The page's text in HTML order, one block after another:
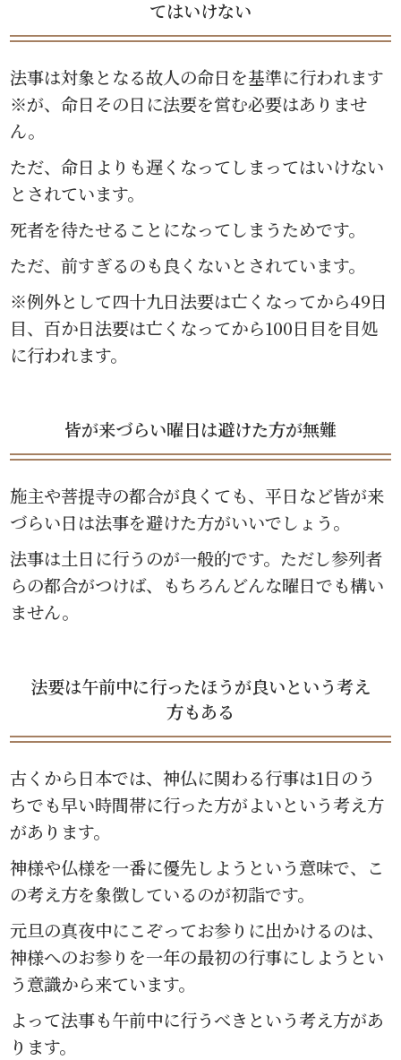
てはいけない
法事は対象となる故人の命日を基準に行われます
※が、命日その日に法要を営む必要はありませ
ん。
ただ、命日よりも遅くなってしまってはいけない
とされています。
死者を待たせることになってしまうためです。
ただ、前すぎるのも良くないとされています。
※例外として四十九日法要は亡くなってから49日
目、百か日法要は亡くなってから100日目を目処
に行われます。
皆が来づらい曜日は避けた方が無難
施主や菩提寺の都合が良くても、平日など皆が来
づらい日は法事を避けた方がいいでしょう。
法事は土日に行うのが一般的です。ただし参列者
らの都合がつけば、もちろんどんな曜日でも構い
ません。
法要は午前中に行ったほうが良いという考え
方もある
古くから日本では、神仏に関わる行事は1日のう
ちでも早い時間帯に行った方がよいという考え方
があります。
神様や仏様を一番に優先しようという意味で、こ
の考え方を象徴しているのが初詣です。
元旦の真夜中にこぞってお参りに出かけるのは、
神様へのお参りを一年の最初の行事にしようとい
う意識から来ています。
よって法事も午前中に行うべきという考え方があ
ります。